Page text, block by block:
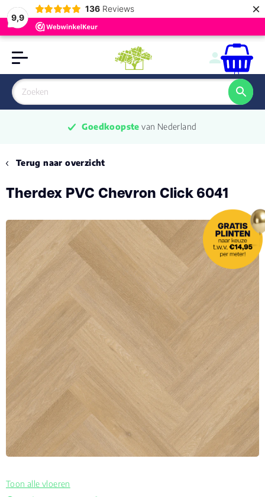
9,9
136 Reviews ×
0
Goedkoopste van Nederland
Terug naar overzicht
Therdex PVC Chevron Click 6041
Toon alle vloeren